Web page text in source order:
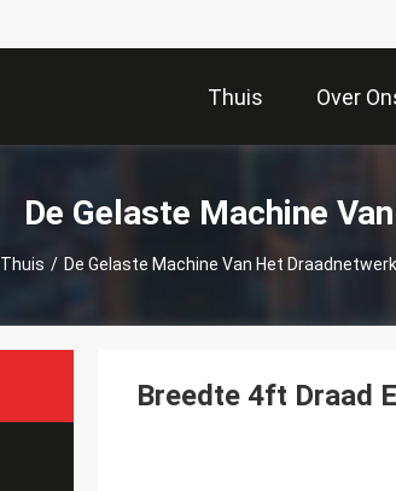
Thuis Over
De Gelaste Machine
Thuis / De Gelaste Machine Van Het Draadnetwerk
Breedte 4ft Draad